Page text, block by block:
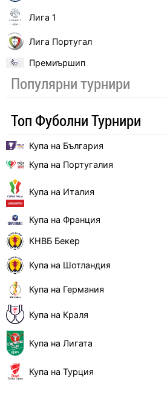
Лига 1
Лига Португал
Премиършип
Популярни турнири
Топ Фуболни Турнири
Купа на България
Купа на Португалия
Купа на Италия
Купа на Франция
КНВБ Бекер
Купа на Шотландия
Купа на Германия
Купа на Краля
Купа на Лигата
Купа на Турция